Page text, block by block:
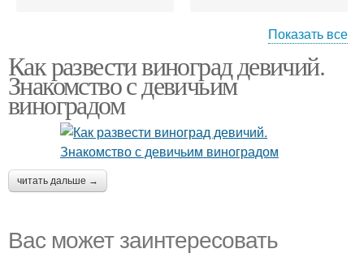
Виноград в земле
Показать все
Как развести виноград девичий.
Знакомство с девичьим
виноградом
читать дальше →
Вас может заинтересовать